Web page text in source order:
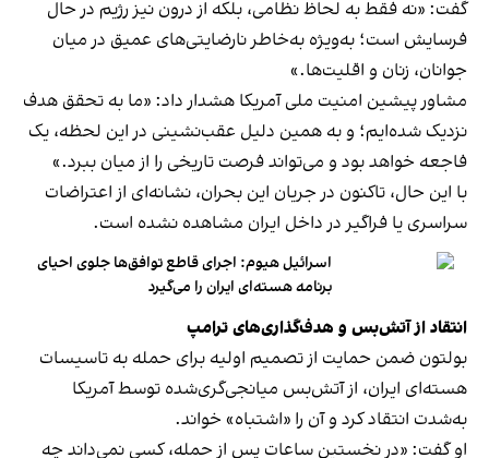
گفت: «نه فقط به لحاظ نظامی، بلکه از درون نیز رژیم در حال
فرسایش است؛ به‌ویژه به‌خاطر نارضایتی‌های عمیق در میان
جوانان، زنان و اقلیت‌ها.»
مشاور پیشین امنیت ملی آمریکا هشدار داد: «ما به تحقق هدف
نزدیک شده‌ایم؛ و به همین دلیل عقب‌نشینی در این لحظه، یک
فاجعه خواهد بود و می‌تواند فرصت تاریخی را از میان ببرد.»
با این حال، تاکنون در جریان این بحران، نشانه‌ای از اعتراضات
سراسری یا فراگیر در داخل ایران مشاهده نشده است.
اسرائیل هیوم: اجرای قاطع توافق‌ها جلوی احیای
برنامه هسته‌ای ایران را می‌گیرد
انتقاد از آتش‌بس و هدف‌گذاری‌های ترامپ
بولتون ضمن حمایت از تصمیم اولیه برای حمله به تاسیسات
هسته‌ای ایران، از آتش‌بس میانجی‌گری‌شده توسط آمریکا
به‌شدت انتقاد کرد و آن را «اشتباه» خواند.
او گفت: «در نخستین ساعات پس از حمله، کسی نمی‌داند چه